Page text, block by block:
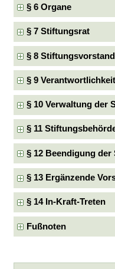
§ 6 Organe
§ 7 Stiftungsrat
§ 8 Stiftungsvorstand
§ 9
§ 10 Verwaltung der
§ 11
§ 12 Beendigung der
§ 13 Ergänzende
§ 14 In-Kraft-Treten
Fußnoten